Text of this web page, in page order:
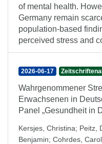
of mental health.
Germany remain
population-based
perceived stress and
2026-06-17
Wahrgenommener
Erwachsenen in
Panel „Gesundheit in
Kersjes, Christina; Peitz,
Benjamin; Cohrdes,